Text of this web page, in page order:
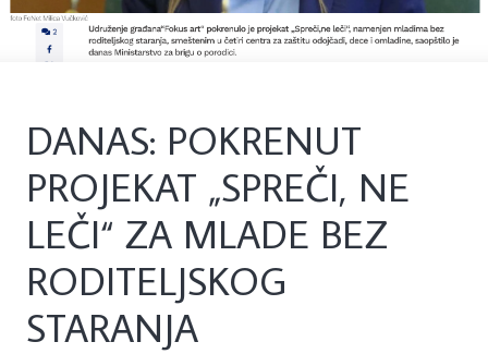
DANAS: POKRENUT
PROJEKAT „SPREČI, NE
LEČI“ ZA MLADE BEZ
RODITELJSKOG
STARANJA